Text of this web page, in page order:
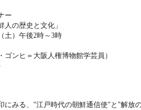
ー
人の歴史と文化」
）午後2時～3時
ンヒ＝大阪人権博物館学芸員）
みる、"江戸時代の朝鮮通信使"と"解放